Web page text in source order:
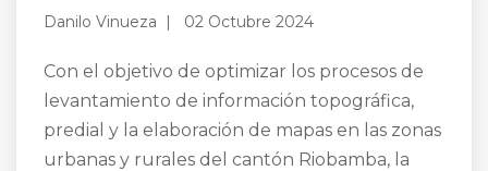
Danilo Vinueza 02 Octubre 2024
Con el objetivo de optimizar los procesos de
levantamiento de información topográfica,
predial y la elaboración de mapas en las zonas
urbanas y rurales del cantón Riobamba, la